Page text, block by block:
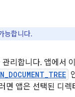
능합니다.
리합니다. 앱에서
앱은 선택된 디렉